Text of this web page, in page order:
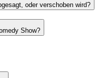
oder verschoben wird?
Show?